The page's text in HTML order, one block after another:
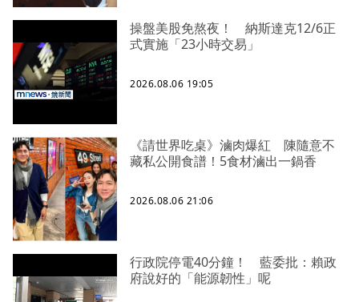
操盤美股免熬夜！ 納斯達克12/6正
式實施「23小時交易」
2026.08.06 19:05
《請世界吃桌》滷肉爆紅 陳隨意不
藏私公開食譜！5食材滷出一鍋香
2026.08.06 21:06
行政院停電40分鐘！ 藍委批：賴政
府說好的「能源韌性」呢